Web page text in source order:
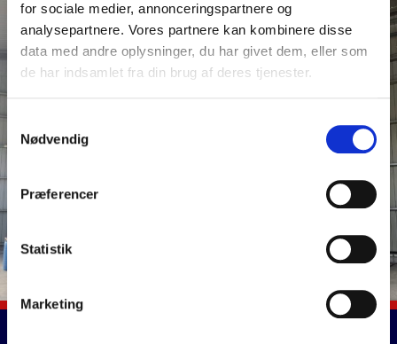
for sociale medier, annonceringspartnere og
analysepartnere. Vores partnere kan kombinere disse
data med andre oplysninger, du har givet dem, eller som
de har indsamlet fra din brug af deres tjenester.
Samtykkevalg
Nødvendig
Præferencer
Statistik
Marketing